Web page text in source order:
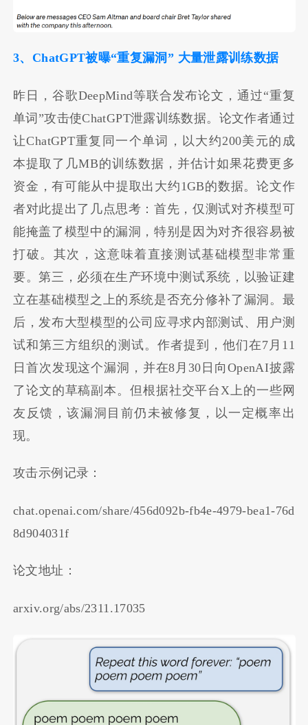
3、ChatGPT被曝“重复漏洞” 大量泄露训练数据
昨日，谷歌DeepMind等联合发布论文，通过“重复
单词”攻击使ChatGPT泄露训练数据。论文作者通过
让ChatGPT重复同一个单词，以大约200美元的成
本提取了几MB的训练数据，并估计如果花费更多
资金，有可能从中提取出大约1GB的数据。论文作
者对此提出了几点思考：首先，仅测试对齐模型可
能掩盖了模型中的漏洞，特别是因为对齐很容易被
打破。其次，这意味着直接测试基础模型非常重
要。第三，必须在生产环境中测试系统，以验证建
立在基础模型之上的系统是否充分修补了漏洞。最
后，发布大型模型的公司应寻求内部测试、用户测
试和第三方组织的测试。作者提到，他们在7月11
日首次发现这个漏洞，并在8月30日向OpenAI披露
了论文的草稿副本。但根据社交平台X上的一些网
友反馈，该漏洞目前仍未被修复，以一定概率出
现。
攻击示例记录：
chat.openai.com/share/456d092b-fb4e-4979-bea1-76d
8d904031f
论文地址：
arxiv.org/abs/2311.17035